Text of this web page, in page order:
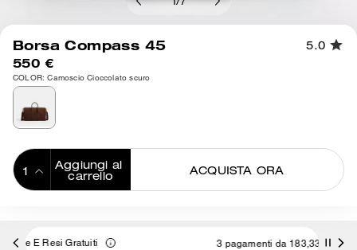
1/7
Borsa Compass 45 5.0
550 €
COLOR: Camoscio Cioccolato scuro
Aggiungi al
carrello
ACQUISTA ORA
3 pagamenti da 183,33 € a interessi 0% con